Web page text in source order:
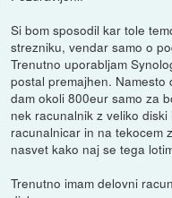
Si bom sposodil kar tole
strezniku, vendar samo o
Trenutno uporabljam
postal premajhen. Namesto
dam okoli 800eur samo za
nek racunalnik z veliko
racunalnicar in na tekocem
nasvet kako naj se tega
Trenutno imam delovni